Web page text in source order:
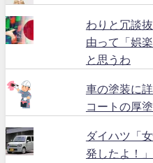
わりと冗談
由って「娯
と思うわ
車の塗装に
コートの厚
ダイハツ「
発したよ！